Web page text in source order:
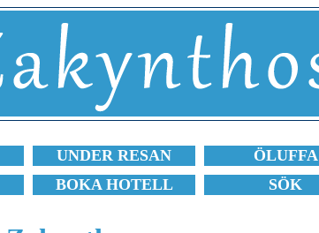
UNDER RESAN
ÖLUFFA
BOKA HOTELL SÖK